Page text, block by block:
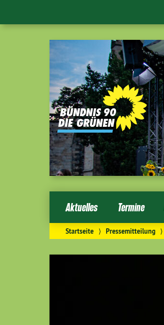
Aktuelles Termine
Startseite ⟩ Pressemitteilung ⟩